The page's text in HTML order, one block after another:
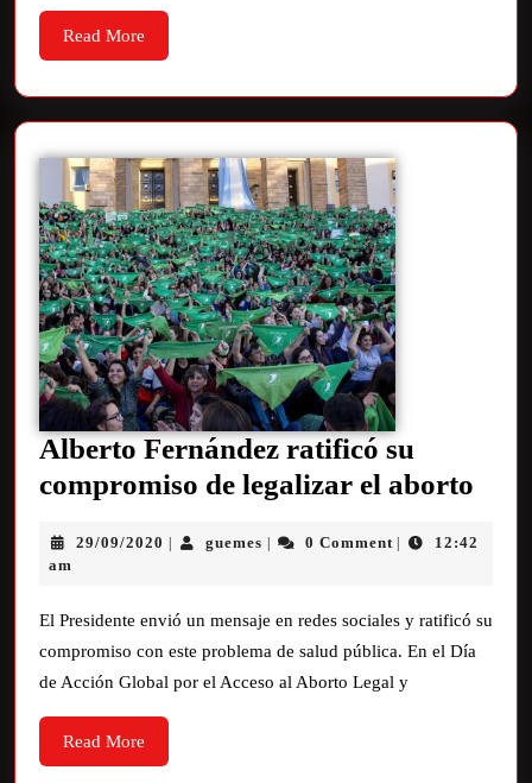
Read More
Alberto Fernández ratificó su
compromiso de legalizar el aborto
29/09/2020 guemes 0 Comment
12:42
am
El Presidente envió un mensaje en redes sociales y ratificó su
compromiso con este problema de salud pública. En el Día
de Acción Global por el Acceso al Aborto Legal y
Read More